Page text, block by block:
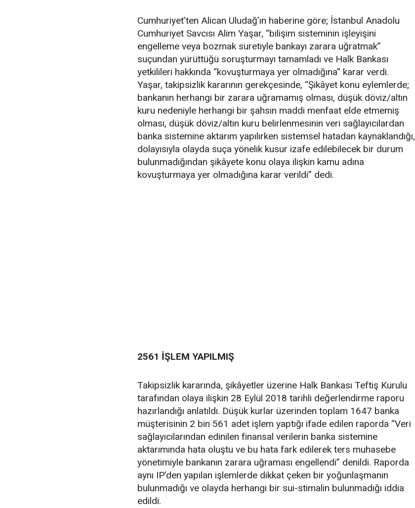
Cumhuriyet’ten Alican Uludağ’ın haberine göre; İstanbul Anadolu
Cumhuriyet Savcısı Alim Yaşar, “bilişim sisteminin işleyişini
engelleme veya bozmak suretiyle bankayı zarara uğratmak”
suçundan yürüttüğü soruşturmayı tamamladı ve Halk Bankası
yetkilileri hakkında “kovuşturmaya yer olmadığına” karar verdi.
Yaşar, takipsizlik kararının gerekçesinde, “Şikâyet konu eylemlerde;
bankanın herhangi bir zarara uğramamış olması, düşük döviz/altın
kuru nedeniyle herhangi bir şahsın maddi menfaat elde etmemiş
olması, düşük döviz/altın kuru belirlenmesinin veri sağlayıcılardan
banka sistemine aktarım yapılırken sistemsel hatadan kaynaklandığı,
dolayısıyla olayda suça yönelik kusur izafe edilebilecek bir durum
bulunmadığından şikâyete konu olaya ilişkin kamu adına
kovuşturmaya yer olmadığına karar verildi” dedi.
2561 İŞLEM YAPILMIŞ
Takipsizlik kararında, şikâyetler üzerine Halk Bankası Teftiş Kurulu
tarafından olaya ilişkin 28 Eylül 2018 tarihli değerlendirme raporu
hazırlandığı anlatıldı. Düşük kurlar üzerinden toplam 1647 banka
müşterisinin 2 bin 561 adet işlem yaptığı ifade edilen raporda “Veri
sağlayıcılarından edinilen finansal verilerin banka sistemine
aktarımında hata oluştu ve bu hata fark edilerek ters muhasebe
yönetimiyle bankanın zarara uğraması engellendi” denildi. Raporda
aynı IP’den yapılan işlemlerde dikkat çeken bir yoğunlaşmanın
bulunmadığı ve olayda herhangi bir sui-stimalin bulunmadığı iddia
edildi.